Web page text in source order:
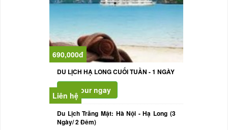
690,000đ
DU LỊCH HẠ LONG CUỐI TUẦN - 1 NGÀY
Liên hệ
Du Lịch Trăng Mật: Hà Nội - Hạ Long (3
Ngày/ 2 Đêm)